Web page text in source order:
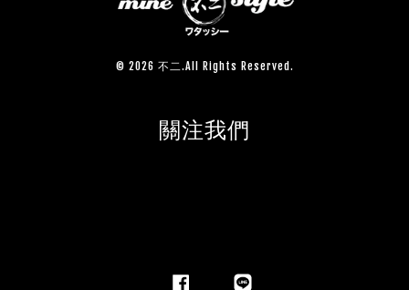
© 2026 不二.All Rights Reserved.
關注我們